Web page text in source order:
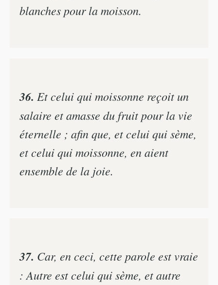
blanches pour la moisson.
36. Et celui qui moissonne reçoit un
salaire et amasse du fruit pour la vie
éternelle ; afin que, et celui qui sème,
et celui qui moissonne, en aient
ensemble de la joie.
37. Car, en ceci, cette parole est vraie
: Autre est celui qui sème, et autre